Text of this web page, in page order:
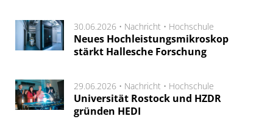
30.06.2026 • Nachricht • Hochschule
Neues Hochleistungsmikroskop
stärkt Hallesche Forschung
29.06.2026 • Nachricht • Hochschule
Universität Rostock und HZDR
gründen HEDI